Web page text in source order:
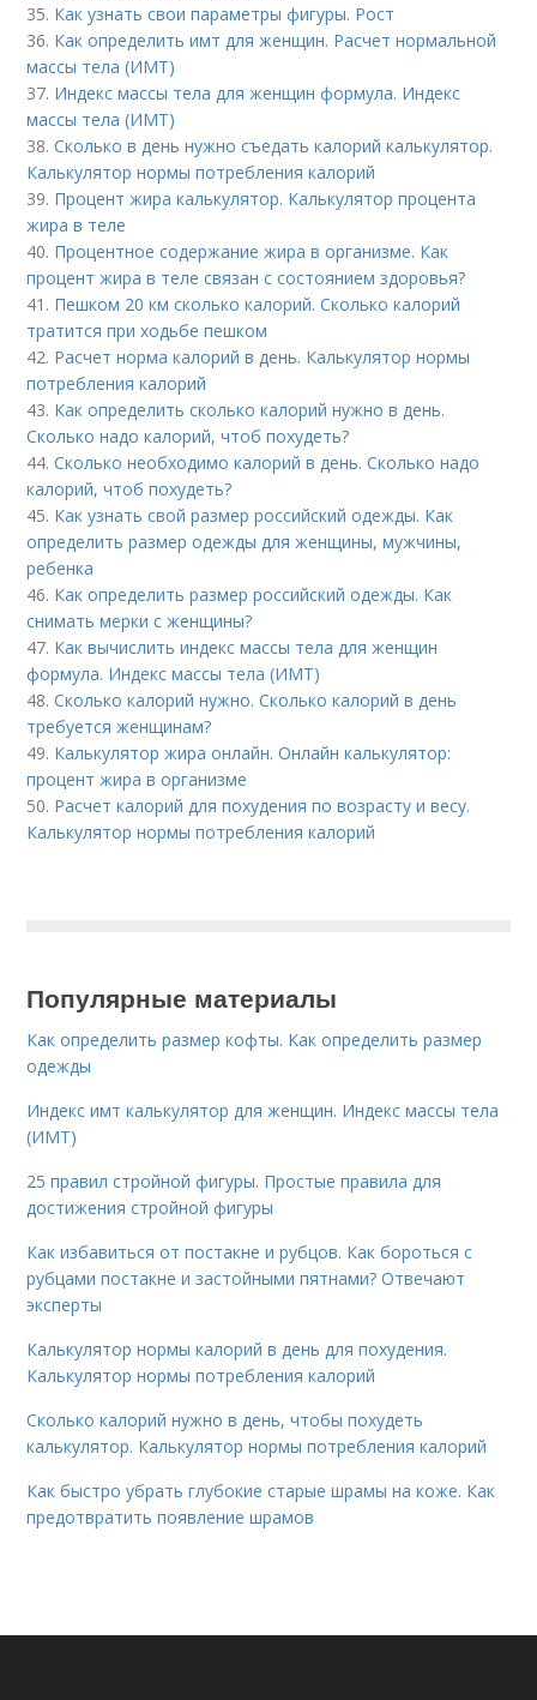
35. Как узнать свои параметры фигуры. Рост
36. Как определить имт для женщин. Расчет нормальной
массы тела (ИМТ)
37. Индекс массы тела для женщин формула. Индекс
массы тела (ИМТ)
38.Сколько в день нужно съедать калорий калькулятор.
Калькулятор нормы потребления калорий
39. Процент жира калькулятор. Калькулятор процента
жира в теле
40. Процентное содержание жира в организме. Как
процент жира в теле связан с состоянием здоровья?
41. Пешком 20 км сколько калорий. Сколько калорий
тратится при ходьбе пешком
42. Расчет норма калорий в день. Калькулятор нормы
потребления калорий
43. Как определить сколько калорий нужно в день.
Сколько надо калорий, чтоб похудеть?
44.Сколько необходимо калорий в день. Сколько надо
калорий, чтоб похудеть?
45. Как узнать свой размер российский одежды. Как
определить размер одежды для женщины, мужчины,
ребенка
46. Как определить размер российский одежды. Как
снимать мерки с женщины?
47. Как вычислить индекс массы тела для женщин
формула. Индекс массы тела (ИМТ)
48.Сколько калорий нужно. Сколько калорий в день
требуется женщинам?
49. Калькулятор жира онлайн. Онлайн калькулятор:
процент жира в организме
50. Расчет калорий для похудения по возрасту и весу.
Калькулятор нормы потребления калорий
Популярные материалы
Как определить размер кофты. Как определить размер
одежды
Индекс имт калькулятор для женщин. Индекс массы тела
(ИМТ)
25 правил стройной фигуры. Простые правила для
достижения стройной фигуры
Как избавиться от постакне и рубцов. Как бороться с
рубцами постакне и застойными пятнами? Отвечают
эксперты
Калькулятор нормы калорий в день для похудения.
Калькулятор нормы потребления калорий
Сколько калорий нужно в день, чтобы похудеть
калькулятор. Калькулятор нормы потребления калорий
Как быстро убрать глубокие старые шрамы на коже. Как
предотвратить появление шрамов